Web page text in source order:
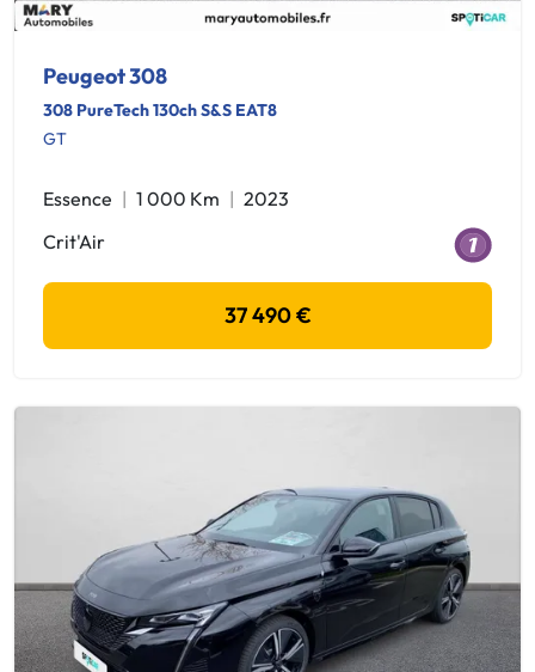
Peugeot 308
308 PureTech 130ch S&S EAT8
GT
Essence 1 000 Km
2023
Crit'Air
37 490 €